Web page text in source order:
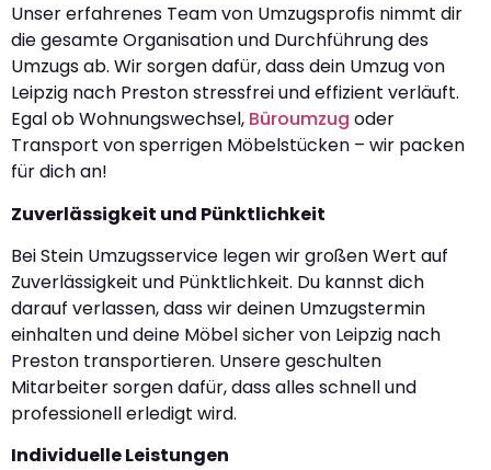
Unser erfahrenes Team von Umzugsprofis nimmt dir
die gesamte Organisation und Durchführung des
Umzugs ab. Wir sorgen dafür, dass dein Umzug von
Leipzig nach Preston stressfrei und effizient verläuft.
Egal ob Wohnungswechsel, Büroumzug oder
Transport von sperrigen Möbelstücken – wir packen
für dich an!
Zuverlässigkeit und Pünktlichkeit
Bei Stein Umzugsservice legen wir großen Wert auf
Zuverlässigkeit und Pünktlichkeit. Du kannst dich
darauf verlassen, dass wir deinen Umzugstermin
einhalten und deine Möbel sicher von Leipzig nach
Preston transportieren. Unsere geschulten
Mitarbeiter sorgen dafür, dass alles schnell und
professionell erledigt wird.
Individuelle Leistungen